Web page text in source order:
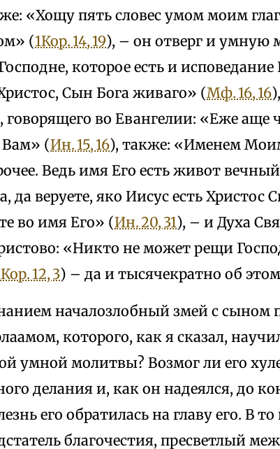
«Хощу пять словес умом моим
(1Кор. 14, 19), – он отверг и умную
которое есть и исповедание
Сын Бога живаго» (Мф. 16, 16
говорящего во Евангелии: «Еже аще
Вам» (Ин. 15, 16), также: «Именем
Ведь имя Его есть живот
да веруете, яко Иисус есть Христос
во имя Его» (Ин. 20, 31), – и Духа
«Никто не может рещи
12, 3) – да и тысячекратно об
началозлобный змей с сыном
которого, как я сказал,
умной молитвы? Возмог ли его
делания и, как он надеялся, до
его обратилась на главу его. В
благочестия, пресветлый